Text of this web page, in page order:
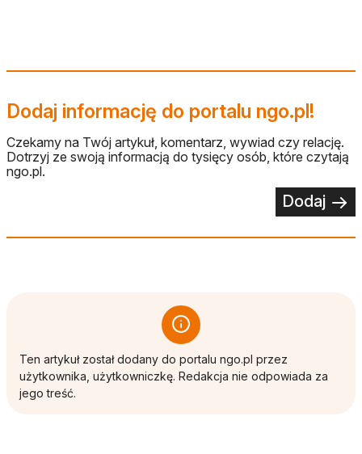
Dodaj informację do portalu ngo.pl!
Czekamy na Twój artykuł, komentarz, wywiad czy relację.
Dotrzyj ze swoją informacją do tysięcy osób, które czytają
ngo.pl.
Dodaj
Ten artykuł został dodany do portalu ngo.pl przez
użytkownika, użytkowniczkę. Redakcja nie odpowiada za
jego treść.